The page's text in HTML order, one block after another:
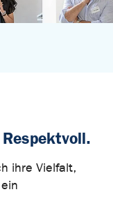
ihre Vielfalt,